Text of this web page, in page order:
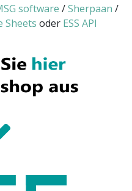
software /Sherpaan /
Sheets oder ESS API